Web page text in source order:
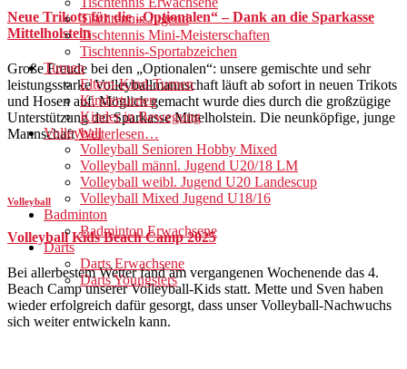
Tischtennis Jugend
Tischtennis Mini-Meisterschaften
Tischtennis-Sportabzeichen
Turnen
Eltern-Kind-Turnen
Kinderturnen
Kinder in Bewegung
Volleyball
Volleyball Senioren Hobby Mixed
Volleyball männl. Jugend U20/18 LM
Volleyball weibl. Jugend U20 Landescup
Volleyball Mixed Jugend U18/16
Badminton
Badminton Erwachsene
Darts
Darts Erwachsene
Darts Youngsters
Neue Trikots für die „Optionalen“ – Dank an die Sparkasse
Mittelholstein
Große Freude bei den „Optionalen“: unsere gemischte und sehr
leistungsstarke Volleyballmannschaft läuft ab sofort in neuen Trikots
und Hosen auf. Möglich gemacht wurde dies durch die großzügige
Unterstützung der Sparkasse Mittelholstein. Die neunköpfige, junge
MannschaftWeiterlesen…
Volleyball
Volleyball Kids Beach Camp 2025
Bei allerbestem Wetter fand am vergangenen Wochenende das 4.
Beach Camp unserer Volleyball-Kids statt. Mette und Sven haben
wieder erfolgreich dafür gesorgt, dass unser Volleyball-Nachwuchs
sich weiter entwickeln kann.